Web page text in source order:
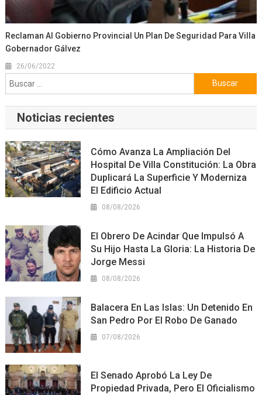
Reclaman Al Gobierno Provincial Un Plan De Seguridad Para Villa
Gobernador Gálvez
26/06/2022
Buscar:
Noticias recientes
Cómo Avanza La Ampliación Del
Hospital De Villa Constitución: La Obra
Duplicará La Superficie Y Moderniza
El Edificio Actual
08/08/2026
El Obrero De Acindar Que Impulsó A
Su Hijo Hasta La Gloria: La Historia De
Jorge Messi
08/08/2026
Balacera En Las Islas: Un Detenido En
San Pedro Por El Robo De Ganado
07/08/2026
El Senado Aprobó La Ley De
Propiedad Privada, Pero El Oficialismo